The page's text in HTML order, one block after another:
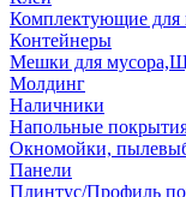
Комплектующие для
Контейнеры
Мешки для
Молдинг
Наличники
Напольные
Окномойки,
Панели
Плинтус/Профиль